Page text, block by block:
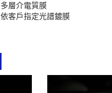
多層介電質膜
依客戶指定光譜鍍膜